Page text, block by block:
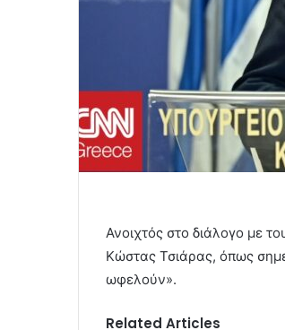
Ανοιχτός στο διάλογο με
Κώστας Τσιάρας, όπως
ωφελούν».
Related Articles